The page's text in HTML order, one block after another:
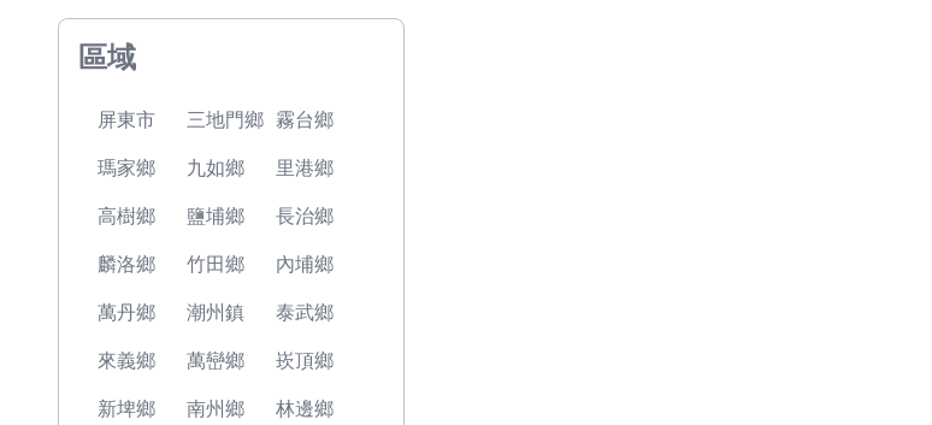
區域
屏東市 三地門鄉 霧台鄉
瑪家鄉 九如鄉 里港鄉
高樹鄉 鹽埔鄉 長治鄉
麟洛鄉 竹田鄉 內埔鄉
萬丹鄉 潮州鎮 泰武鄉
來義鄉 萬巒鄉 崁頂鄉
新埤鄉 南州鄉 林邊鄉